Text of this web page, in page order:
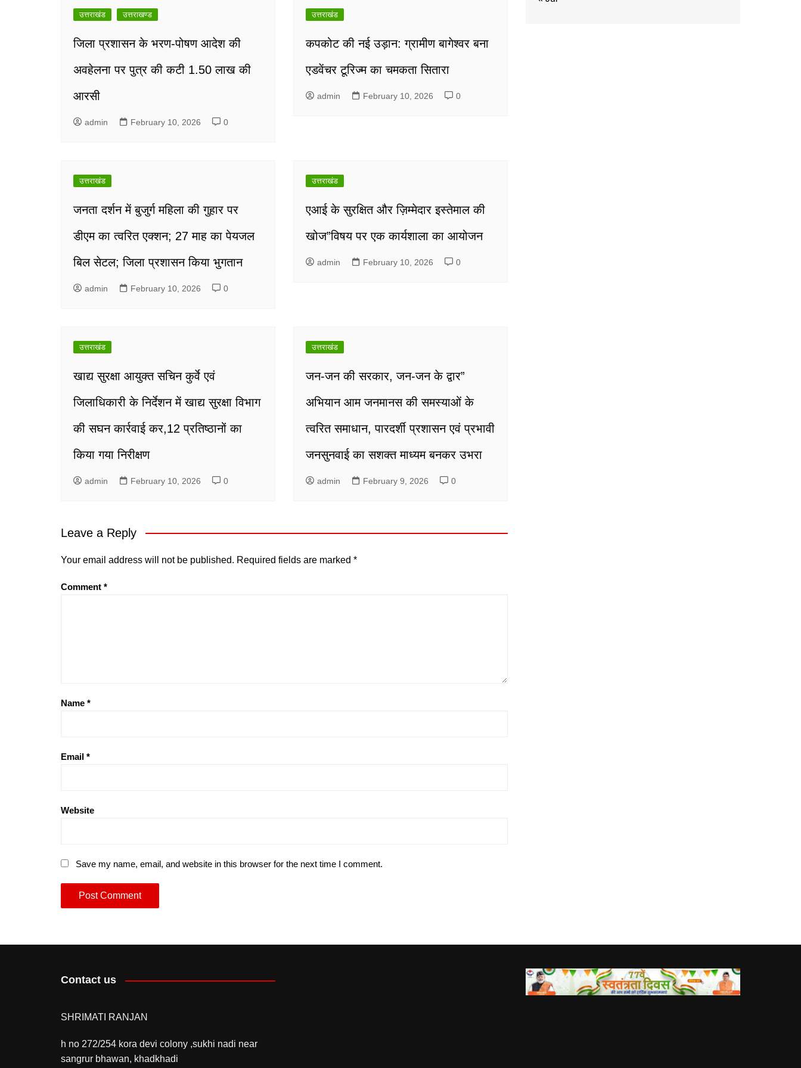
navigation
उत्तराखंड उत्तराखण्ड
जिला प्रशासन के भरण-पोषण आदेश की
अवहेलना पर पुत्र की कटी 1.50 लाख की
आरसी
admin February 10, 2026 0
उत्तराखंड
कपकोट की नई उड़ान: ग्रामीण बागेश्वर बना
एडवेंचर टूरिज्म का चमकता सितारा
admin February 10, 2026 0
उत्तराखंड
जनता दर्शन में बुजुर्ग महिला की गुहार पर
डीएम का त्वरित एक्शन; 27 माह का पेयजल
बिल सेटल; जिला प्रशासन किया भुगतान
admin February 10, 2026 0
उत्तराखंड
एआई के सुरक्षित और ज़िम्मेदार इस्तेमाल की
खोज”विषय पर एक कार्यशाला का आयोजन
admin February 10, 2026 0
उत्तराखंड
खाद्य सुरक्षा आयुक्त सचिन कुर्वे एवं
जिलाधिकारी के निर्देशन में खाद्य सुरक्षा विभाग
की सघन कार्रवाई कर,12 प्रतिष्ठानों का
किया गया निरीक्षण
admin February 10, 2026 0
उत्तराखंड
जन-जन की सरकार, जन-जन के द्वार”
अभियान आम जनमानस की समस्याओं के
त्वरित समाधान, पारदर्शी प्रशासन एवं प्रभावी
जनसुनवाई का सशक्त माध्यम बनकर उभरा
admin February 9, 2026 0
Leave a Reply
Your email address will not be published. Required fields are marked *
Comment *
Name *
Email *
Website
Save my name, email, and website in this browser for the next time I comment.
Contact us
SHRIMATI RANJAN
h no 272/254 kora devi colony ,sukhi nadi near
sangrur bhawan, khadkhadi